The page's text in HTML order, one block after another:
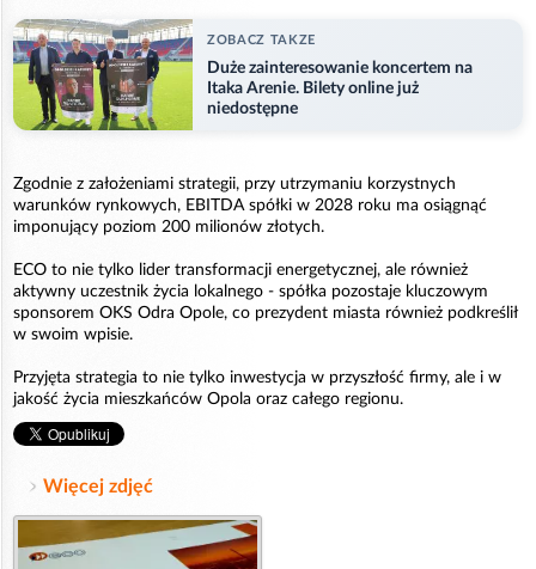
ZOBACZ TAKZE
Duże zainteresowanie koncertem na
Itaka Arenie. Bilety online już
niedostępne
Zgodnie z założeniami strategii, przy utrzymaniu korzystnych
warunków rynkowych, EBITDA spółki w 2028 roku ma osiągnąć
imponujący poziom 200 milionów złotych.
ECO to nie tylko lider transformacji energetycznej, ale również
aktywny uczestnik życia lokalnego - spółka pozostaje kluczowym
sponsorem OKS Odra Opole, co prezydent miasta również podkreślił
w swoim wpisie.
Przyjęta strategia to nie tylko inwestycja w przyszłość firmy, ale i w
jakość życia mieszkańców Opola oraz całego regionu.
Więcej zdjęć